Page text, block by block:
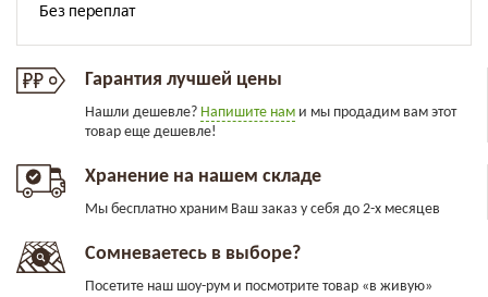
Гарантия лучшей цены
Нашли дешевле? Напишите нам и мы продадим вам этот
товар еще дешевле!
Хранение на нашем складе
Мы бесплатно храним Ваш заказ у себя до 2-х месяцев
Сомневаетесь в выборе?
Посетите наш шоу-рум и посмотрите товар «в живую»